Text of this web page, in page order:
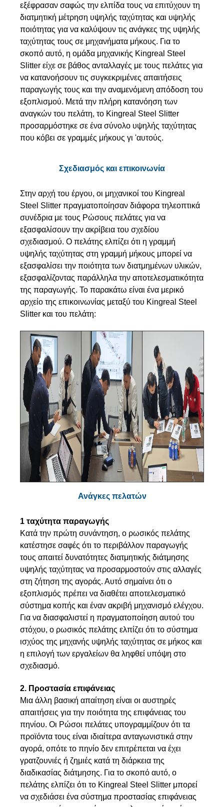
εξέφρασαν σαφώς την ελπίδα τους να επιτύχουν τη
διατμητική μέτρηση υψηλής ταχύτητας και υψηλής
ποιότητας για να καλύψουν τις ανάγκες της υψηλής
ταχύτητας τους σε μηχανήματα μήκους. Για το
σκοπό αυτό, η ομάδα μηχανικής Kingreal Steel
Slitter είχε σε βάθος ανταλλαγές με τους πελάτες για
να κατανοήσουν τις συγκεκριμένες απαιτήσεις
παραγωγής τους και την αναμενόμενη απόδοση του
εξοπλισμού. Μετά την πλήρη κατανόηση των
αναγκών του πελάτη, το Kingreal Steel Slitter
προσαρμόστηκε σε ένα σύνολο υψηλής ταχύτητας
που κόβει σε γραμμές μήκους γι 'αυτούς.
Σχεδιασμός και επικοινωνία
Στην αρχή του έργου, οι μηχανικοί του Kingreal
Steel Slitter πραγματοποίησαν διάφορα τηλεοπτικά
συνέδρια με τους Ρώσους πελάτες για να
εξασφαλίσουν την ακρίβεια του σχεδίου
σχεδιασμού. Ο πελάτης ελπίζει ότι η γραμμή
υψηλής ταχύτητας στη γραμμή μήκους μπορεί να
εξασφαλίσει την ποιότητα των διατμημένων υλικών,
εξασφαλίζοντας παράλληλα την αποτελεσματικότητα
της παραγωγής. Το παρακάτω είναι ένα μερικό
αρχείο της επικοινωνίας μεταξύ του Kingreal Steel
Slitter και του πελάτη:
Ανάγκες πελατών
1 ταχύτητα παραγωγής
Κατά την πρώτη συνάντηση, ο ρωσικός πελάτης
κατέστησε σαφές ότι το περιβάλλον παραγωγής
τους απαιτεί δυνατότητες διατμητικής διάτμησης
υψηλής ταχύτητας να προσαρμοστούν στις αλλαγές
στη ζήτηση της αγοράς. Αυτό σημαίνει ότι ο
εξοπλισμός πρέπει να διαθέτει αποτελεσματικό
σύστημα κοπής και έναν ακριβή μηχανισμό ελέγχου.
Για να διασφαλιστεί η πραγματοποίηση αυτού του
στόχου, ο ρωσικός πελάτης ελπίζει ότι το σύστημα
ισχύος της μηχανής υψηλής ταχύτητας σε μήκος και
η επιλογή των εργαλείων θα ληφθεί υπόψη στο
σχεδιασμό.
2. Προστασία επιφάνειας
Μια άλλη βασική απαίτηση είναι οι αυστηρές
απαιτήσεις για την ποιότητα της επιφάνειας του
πηνίου. Οι Ρώσοι πελάτες υπογραμμίζουν ότι τα
προϊόντα τους είναι ιδιαίτερα ανταγωνιστικά στην
αγορά, οπότε το πηνίο δεν επιτρέπεται να έχει
γρατζουνιές ή ζημιές κατά τη διάρκεια της
διαδικασίας διάτμησης. Για το σκοπό αυτό, ο
πελάτης ελπίζει ότι το Kingreal Steel Slitter μπορεί
να σχεδιάσει ένα σύστημα προστασίας επιφάνειας